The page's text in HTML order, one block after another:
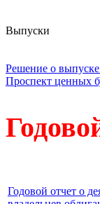
Выпуски
Решение о
Проспект ценных
Годовой отчет о